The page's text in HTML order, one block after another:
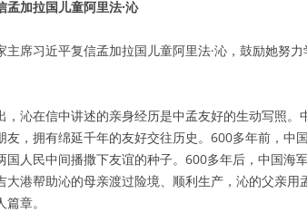
孟加拉国儿童阿里法·沁
主席习近平复信孟加拉国儿童阿里法·沁，鼓励她努
，沁在信中讲述的亲身经历是中孟友好的生动写照
友，拥有绵延千年的友好交往历史。600多年前，中
国人民中间播撒下友谊的种子。600多年后，中国海
大港帮助沁的母亲渡过险境、顺利生产，沁的父亲用
章。